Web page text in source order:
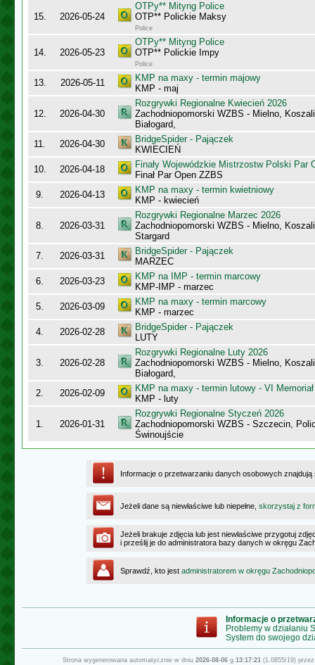
15. 2026-05-24
OTPy** Mityng Police
OTP** Polickie Maksy
Police
14. 2026-05-23
OTPy** Mityng Police
OTP** Polickie Impy
Police
13. 2026-05-11
KMP na maxy - termin majowy
KMP - maj
12. 2026-04-30
Rozgrywki Regionalne Kwiecień 2026
Zachodniopomorski WZBS - Mielno,
Białogard,
11.
2026-04-30
BridgeSpider - Pajączek
KWIECIEŃ
10.
2026-04-18
Finały Wojewódzkie Mistrzostw Polski Par
Finał Par Open ZZBS
9.
2026-04-13
KMP na maxy - termin kwietniowy
KMP - kwiecień
8. 2026-03-31
Rozgrywki Regionalne Marzec 2026
Zachodniopomorski WZBS - Mielno,
Stargard
7.
2026-03-31
BridgeSpider - Pajączek
MARZEC
6.
2026-03-23
KMP na IMP - termin marcowy
KMP-IMP - marzec
5.
2026-03-09
KMP na maxy - termin marcowy
KMP - marzec
4.
2026-02-28
BridgeSpider - Pajączek
LUTY
3. 2026-02-28
Rozgrywki Regionalne Luty 2026
Zachodniopomorski WZBS - Mielno,
Białogard,
2.
2026-02-09
KMP na maxy - termin lutowy - VI
KMP - luty
1. 2026-01-31
Rozgrywki Regionalne Styczeń 2026
Zachodniopomorski WZBS - Szczecin,
Świnoujście
Informacje o przetwarzaniu danych osobowych
Jeżeli dane są niewłaściwe lub niepełne, skorzystaj z
Jeżeli brakuje zdjęcia lub jest niewłaściwe przygotuj
i prześlij je do administratora bazy danych w okręgu
Sprawdź, kto jest administratorem w okręgu
Informacje o
Problemy w działaniu
System do swojego
Strona wygenerowana automatycznie w dniu 2026-08-06g.13:17:21(1.0855/19)